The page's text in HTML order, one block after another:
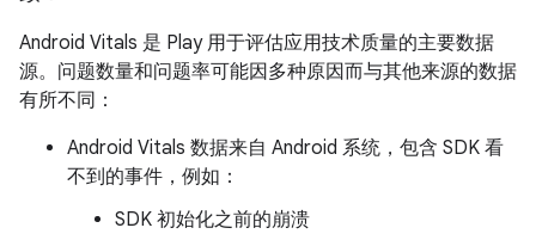
Android Vitals 是 Play 用于评估应用技术质量的主要数据
源。问题数量和问题率可能因多种原因而与其他来源的数据
有所不同：
Android Vitals 数据来自 Android 系统，包含 SDK 看
不到的事件，例如：
SDK 初始化之前的崩溃